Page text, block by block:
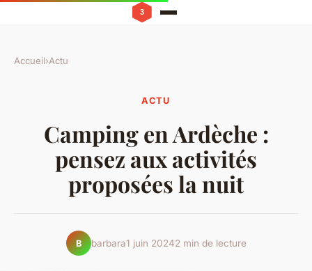
Accueil›Actu
ACTU
Camping en Ardèche :
pensez aux activités
proposées la nuit
B barbara1 juin 20242 min de lecture